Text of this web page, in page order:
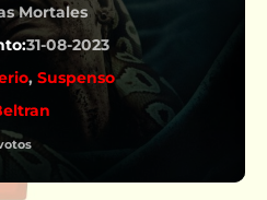
Mortales
31-08-2023
,Suspenso